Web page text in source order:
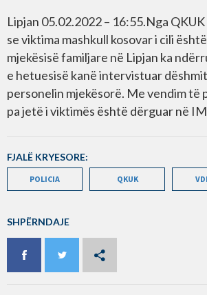
Lipjan 05.02.2022 – 16:55.Nga
se viktima mashkull kosovar i cili
mjekësisë familjare në Lipjan ka
e hetuesisë kanë intervistuar
personelin mjekësorë. Me vendim të
pa jetë i viktimës është dërguar në
FJALË KRYESORE:
POLICIA QKUK
SHPËRNDAJE